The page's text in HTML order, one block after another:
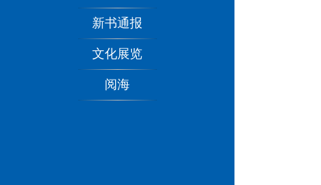
新书通报
文化展览
阅海